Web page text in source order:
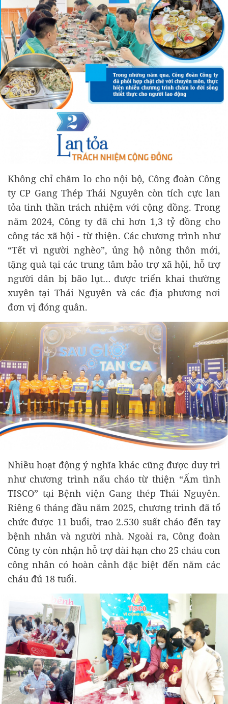
Không chỉ chăm lo cho nội bộ, Công đoàn Công
ty CP Gang Thép Thái Nguyên còn tích cực lan
tỏa tinh thần trách nhiệm với cộng đồng. Trong
năm 2024, Công ty đã chi hơn 1,3 tỷ đồng cho
công tác xã hội - từ thiện. Các chương trình như
“Tết vì người nghèo”, ủng hộ nông thôn mới,
tặng quà tại các trung tâm bảo trợ xã hội, hỗ trợ
người dân bị bão lụt… được triển khai thường
xuyên tại Thái Nguyên và các địa phương nơi
đơn vị đóng quân.
Nhiều hoạt động ý nghĩa khác cũng được duy trì
như chương trình nấu cháo từ thiện “Ấm tình
TISCO” tại Bệnh viện Gang thép Thái Nguyên.
Riêng 6 tháng đầu năm 2025, chương trình đã tổ
chức được 11 buổi, trao 2.530 suất cháo đến tay
bệnh nhân và người nhà. Ngoài ra, Công đoàn
Công ty còn nhận hỗ trợ dài hạn cho 25 cháu con
công nhân có hoàn cảnh đặc biệt đến năm các
cháu đủ 18 tuổi.